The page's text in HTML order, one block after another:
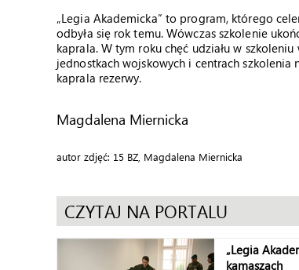
„Legia Akademicka” to program, którego
odbyła się rok temu. Wówczas szkolenie
kaprala. W tym roku chęć udziału w
jednostkach wojskowych i centrach
kaprala rezerwy.
Magdalena Miernicka
autor zdjęć: 15 BZ, Magdalena Miernicka
CZYTAJ NA PORTALU
„Legia
kamaszach